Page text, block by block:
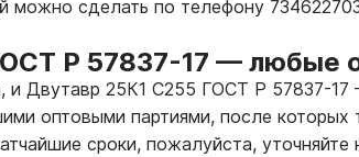
можно сделать по телефону
Р 57837-17 — любые
и Двутавр 25К1 С255 ГОСТ Р 57837-17
оптовыми партиями, после
сроки, пожалуйста,